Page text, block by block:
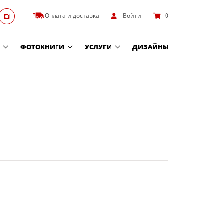
Оплата и доставка Войти 0
ФОТОКНИГИ УСЛУГИ ДИЗАЙНЫ